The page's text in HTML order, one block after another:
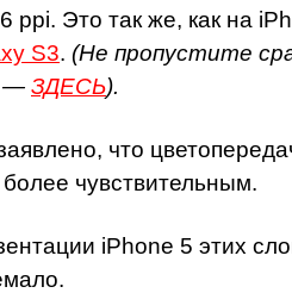
ppi. Это так же, как на
S3. (Не пропустите
— ЗДЕСЬ).
что
чувствительным.
iPhone 5 этих